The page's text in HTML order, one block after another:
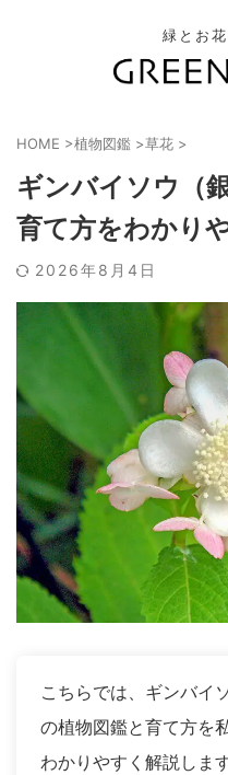
緑とお
HOME >植物図鑑 >草花 >
ギンバイソウ（
育て方をわかり
2026年8月4日
こちらでは、ギンバイ
の植物図鑑と育て方を
わかりやすく解説します